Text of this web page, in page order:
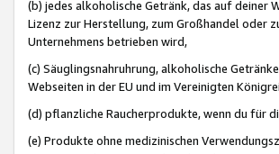
(b) jedes alkoholische Getränk, das auf deiner
Lizenz zur Herstellung, zum Großhandel oder
Unternehmens betrieben wird,
(c) Säuglingsnahruhrung, alkoholische
Webseiten in der EU und im Vereinigten
(d) pflanzliche Raucherprodukte, wenn du für
(e) Produkte ohne medizinischen